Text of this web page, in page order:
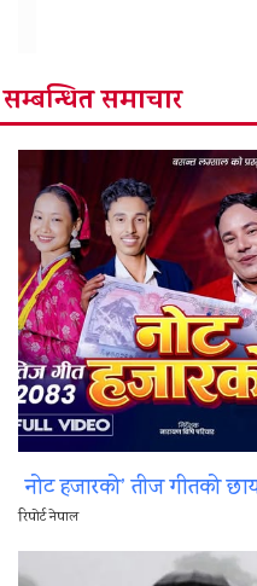
सम्बन्धित समाचार
नोट हजारको’ तीज गीतको
रिपोर्ट नेपाल